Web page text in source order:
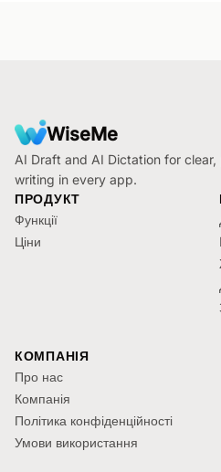
FooterWiseMe
AI Draft and AI Dictation for clear,
writing in every app.
ПРОДУКТ
Функції
Ціни
КОМПАНІЯ
Про нас
Компанія
Політика конфіденційності
Умови використання